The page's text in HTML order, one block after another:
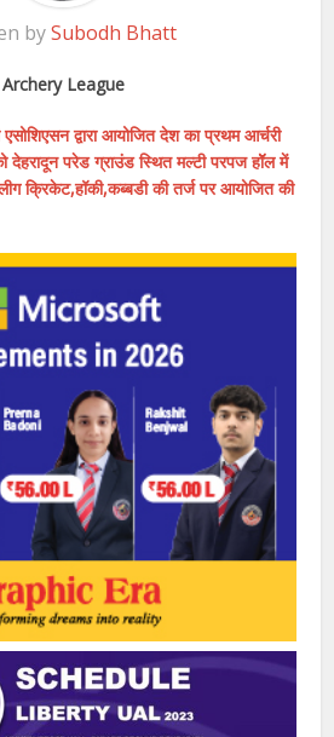
bySubodh Bhatt
Archery League
एसोशिएसन द्वारा आयोजित देश का प्रथम आर्चरी
देहरादून परेड ग्राउंड स्थित मल्टी परपज हॉॅल में
क्रिकेट,हॉकी,कब्बडी की तर्ज पर आयोजित की